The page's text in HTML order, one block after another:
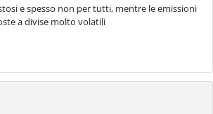
e spesso non per tutti, mentre le emissioni
a divise molto volatili